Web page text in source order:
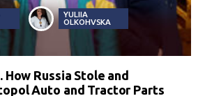
YULIIA
OLKOHVSKA
How Russia Stole and
Auto and Tractor Parts